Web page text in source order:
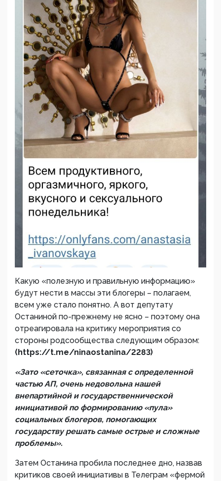
Какую «полезную и правильную информацию»
будут нести в массы эти блогеры – полагаем,
всем уже стало понятно. А вот депутату
Останиной по-прежнему не ясно – поэтому она
отреагировала на критику мероприятия со
стороны родсообщества следующим образом:
(https://t.me/ninaostanina/2283)
«Зато «сеточка», связанная с определенной
частью АП, очень недовольна нашей
внепартийной и государственнической
инициативой по формированию «пула»
социальных блогеров, помогающих
государству решать самые острые и сложные
проблемы».
Затем Останина пробила последнее дно, назвав
критиков своей инициативы в Телеграм «фермой